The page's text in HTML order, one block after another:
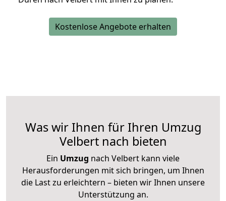
Kostenlose Angebote erhalten
Was wir Ihnen für Ihren Umzug
Velbert nach bieten
Ein Umzug nach Velbert kann viele
Herausforderungen mit sich bringen, um Ihnen
die Last zu erleichtern – bieten wir Ihnen unsere
Unterstützung an.